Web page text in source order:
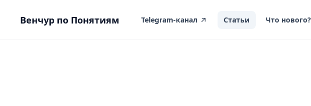
Венчур по Понятиям Telegram-канал Статьи Что нового?